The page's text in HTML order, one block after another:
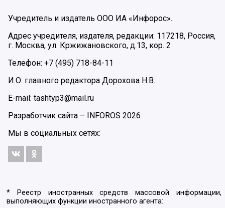
Учредитель и издатель ООО ИА «Инфорос».
Адрес учредителя, издателя, редакции: 117218, Россия,
г. Москва, ул. Кржижановского, д.13, кор. 2
Телефон: +7 (495) 718-84-11
И.О. главного редактора Дорохова Н.В.
E-mail: tashtyp3@mail.ru
Разработчик сайта – INFOROS 2026
Мы в социальных сетях:
* Реестр иностранных средств массовой информации,
выполняющих функции иностранного агента: